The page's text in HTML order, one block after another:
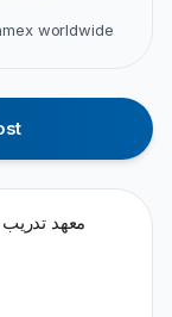
worldwide